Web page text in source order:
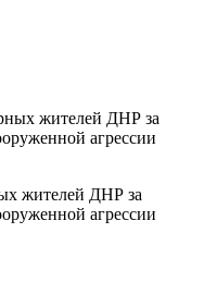
жителей ДНР за
агрессии